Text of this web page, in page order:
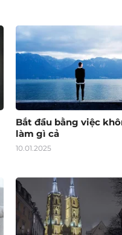
Bắt đầu bằng việc
làm gì cả
10.01.2025